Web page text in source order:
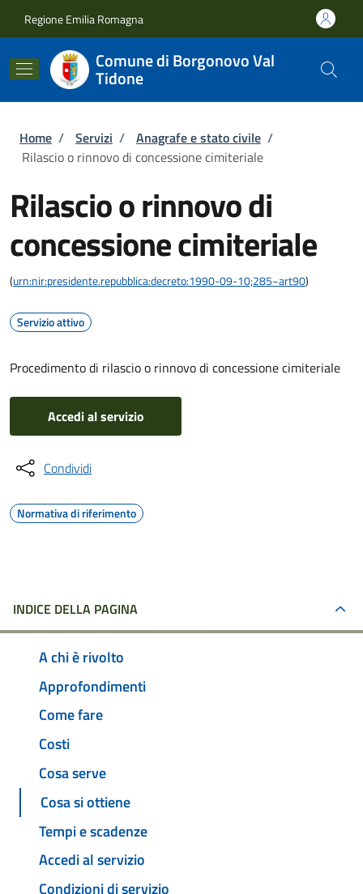
Regione Emilia Romagna
Comune di Borgonovo Val
Tidone
Briciole di pane
Home / Servizi / Anagrafe e stato civile /
Rilascio o rinnovo di concessione cimiteriale
Rilascio o rinnovo di
concessione cimiteriale
(urn:nir:presidente.repubblica:decreto:1990-09-10;285~art90)
Servizio attivo
Procedimento di rilascio o rinnovo di concessione cimiteriale
Accedi al servizio
Condividi
Normativa di riferimento
INDICE DELLA PAGINA
A chi è rivolto
Approfondimenti
Come fare
Costi
Cosa serve
Cosa si ottiene
Tempi e scadenze
Accedi al servizio
Condizioni di servizio